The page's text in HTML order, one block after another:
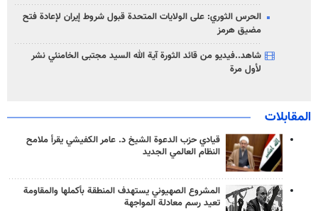
الحرس الثوري: على الولايات المتحدة قبول شروط إيران لإعادة فتح
مضيق هرمز
شاهد..فيديو من قائد الثورة آية الله السيد مجتبى الخامنئي نشر
لأول مرة
المقابلات
قيادي حزب الدعوة الشيخ د. عامر الكفيشي يقرأ ملامح
النظام العالمي الجديد
المشروع الصهيوني يستهدف المنطقة بأكملها والمقاومة
تعيد رسم معادلة المواجهة